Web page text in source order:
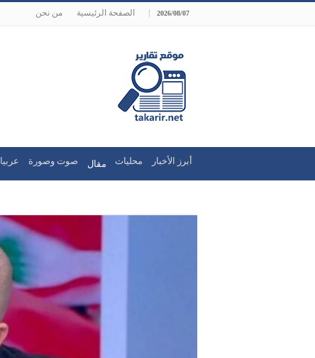
2026/08/07 الصفحة الرئيسية من نحن
أبرز الأخبار محليات مقال صوت وصورة